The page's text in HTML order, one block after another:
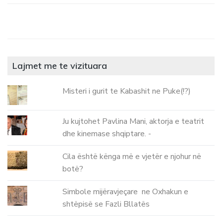
Lajmet me te vizituara
Misteri i gurit te Kabashit ne Puke(!?)
Ju kujtohet Pavlina Mani, aktorja e teatrit
dhe kinemase shqiptare. -
Cila është kënga më e vjetër e njohur në
botë?
Simbole mijëravjeçare ne Oxhakun e
shtëpisë se Fazli Bllatës